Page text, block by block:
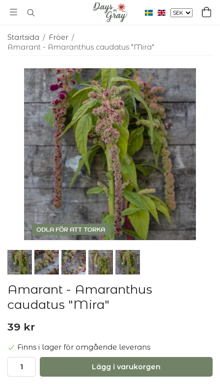
Startsida / Fröer /
Amarant - Amaranthus caudatus "Mira"
Amarant - Amaranthus
caudatus "Mira"
39 kr
Finns i lager för omgående leverans
Lägg i varukorgen